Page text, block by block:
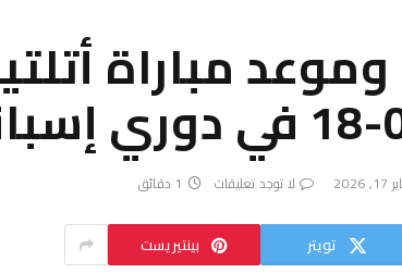
مباراة
2026 لا توجد تعليقات 1 دقائق
تويتر بينتيريست